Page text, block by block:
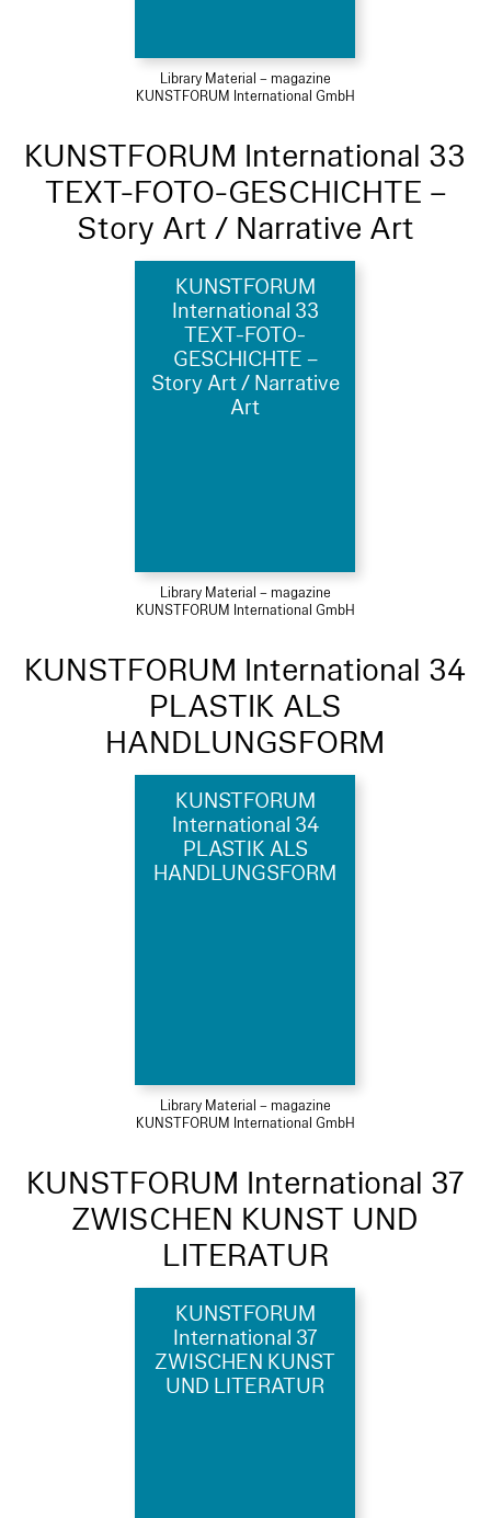
Library Material – magazine
KUNSTFORUM International GmbH
KUNSTFORUM International 33
TEXT-FOTO-GESCHICHTE –
Story Art / Narrative Art
KUNSTFORUM
International 33
TEXT-FOTO-
GESCHICHTE –
Story Art / Narrative
Art
Library Material – magazine
KUNSTFORUM International GmbH
KUNSTFORUM International 34
PLASTIK ALS
HANDLUNGSFORM
KUNSTFORUM
International 34
PLASTIK ALS
HANDLUNGSFORM
Library Material – magazine
KUNSTFORUM International GmbH
KUNSTFORUM International 37
ZWISCHEN KUNST UND
LITERATUR
KUNSTFORUM
International 37
ZWISCHEN KUNST
UND LITERATUR